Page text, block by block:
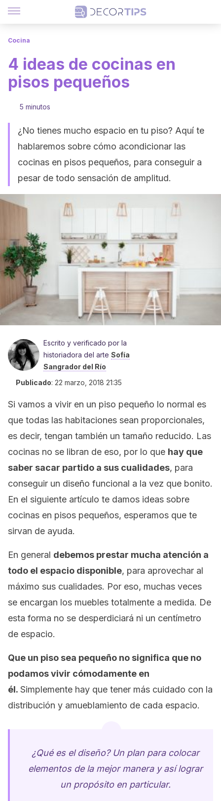
Cocina
4 ideas de cocinas en
pisos pequeños
5 minutos
¿No tienes mucho espacio en tu piso? Aquí te
hablaremos sobre cómo acondicionar las
cocinas en pisos pequeños, para conseguir a
pesar de todo sensación de amplitud.
Escrito y verificado por la
historiadora del arte Sofía
Sangrador del Río
Publicado: 22 marzo, 2018 21:35
Si vamos a vivir en un piso pequeño lo normal es
que todas las habitaciones sean proporcionales,
es decir, tengan también un tamaño reducido. Las
cocinas no se libran de eso, por lo que hay que
saber sacar partido a sus cualidades, para
conseguir un diseño funcional a la vez que bonito.
En el siguiente artículo te damos ideas sobre
cocinas en pisos pequeños, esperamos que te
sirvan de ayuda.
En general debemos prestar mucha atención a
todo el espacio disponible, para aprovechar al
máximo sus cualidades. Por eso, muchas veces
se encargan los muebles totalmente a medida. De
esta forma no se desperdiciará ni un centímetro
de espacio.
Que un piso sea pequeño no significa que no
podamos vivir cómodamente en
él. Simplemente hay que tener más cuidado con la
distribución y amueblamiento de cada espacio.
¿Qué es el diseño? Un plan para colocar
elementos de la mejor manera y así lograr
un propósito en particular.